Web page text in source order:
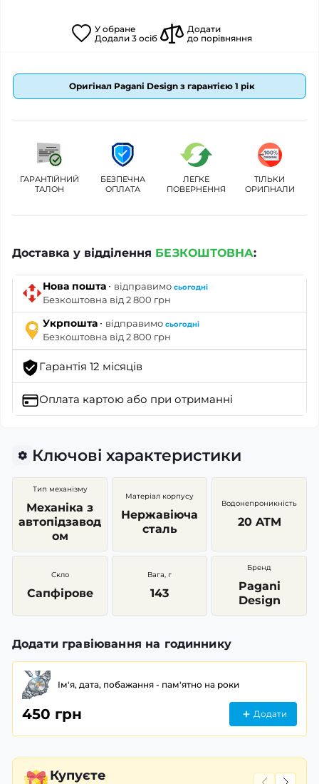
У обране
Додали 3осіб
Додати
до порівняння
Оригінал Pagani Design з гарантією 1 рік
ГАРАНТІЙНИЙ
ТАЛОН
БЕЗПЕЧНА
ОПЛАТА
ЛЕГКЕ
ПОВЕРНЕННЯ
ТІЛЬКИ
ОРИГІНАЛИ
Доставка у відділення БЕЗКОШТОВНА:
Нова пошта · відправимо сьогодні
Безкоштовна від 2 800 грн
Укрпошта · відправимо сьогодні
Безкоштовна від 2 800 грн
Гарантія 12 місяців
Оплата картою або при отриманні
Ключові характеристики
Тип механізму
Механіка з
автопідзавод
ом
Матеріал корпусу
Нержавіюча
сталь
Водонепроникність
20 ATM
Скло
Сапфірове
Вага, г
143
Бренд
Pagani
Design
Додати гравіювання на годиннику
Ім'я, дата, побажання - пам'ятно на роки
450 грн Додати
Купуєте